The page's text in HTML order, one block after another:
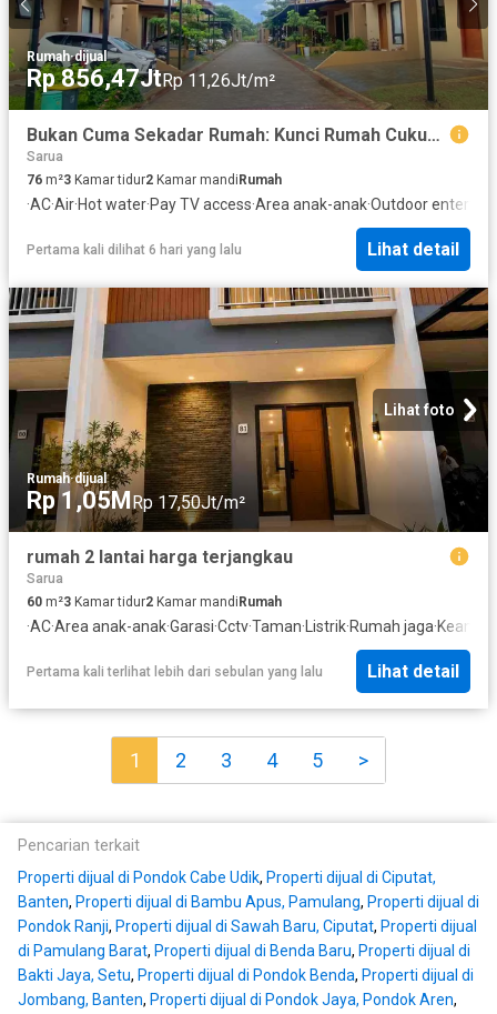
Rumah·dijual
Rp 856,47JtRp 11,26Jt/m²
Bukan Cuma Sekadar Rumah: Kunci Rumah Cukup Pakai HP di Diamond Smart Home
Sarua
76 m²3 Kamar tidur2 Kamar mandi Rumah
·AC·Air·Hot water·Pay TV access·Area anak-anak·Outdoor
Pertama kali dilihat 6 hari yang lalu Lihat detail
Lihat foto
Rumah·dijual
Rp 1,05MRp 17,50Jt/m²
rumah 2 lantai harga terjangkau
Sarua
60 m²3 Kamar tidur2 Kamar mandiRumah
·AC·Area anak-anak·Garasi·Cctv·Taman· Listrik·Rumah jaga·
Pertama kali terlihat lebih dari sebulan yang lalu Lihat detail
1 2 3 4 5 >
Pencarian terkait
Properti dijual di Pondok Cabe Udik, Properti dijual di Ciputat,
Banten, Properti dijual di Bambu Apus, Pamulang, Properti dijual di
Pondok Ranji, Properti dijual di Sawah Baru, Ciputat, Properti dijual
di Pamulang Barat, Properti dijual di Benda Baru, Properti dijual di
Bakti Jaya, Setu, Properti dijual di Pondok Benda, Properti dijual di
Jombang, Banten, Properti dijual di Pondok Jaya, Pondok Aren,